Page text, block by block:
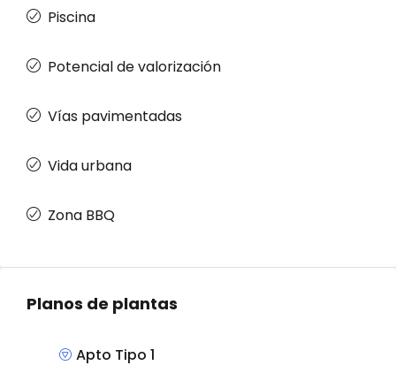
Piscina
Potencial de valorización
Vías pavimentadas
Vida urbana
Zona BBQ
Planos de plantas
Apto Tipo 1